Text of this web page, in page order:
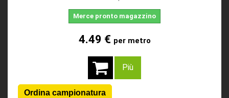
Merce pronto magazzino
4.49 € per metro
Più